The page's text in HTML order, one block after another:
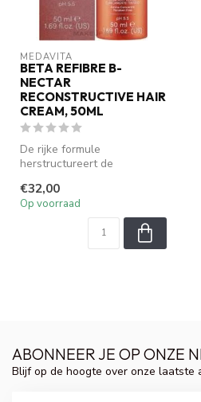
MEDAVITA
BETA REFIBRE B-
NECTAR
RECONSTRUCTIVE HAIR
CREAM, 50ML
De rijke formule
herstructureert de
haar en herstelt di...
€32,00
Op voorraad
ABONNEER JE OP ONZE
Blijf op de hoogte over onze laatste